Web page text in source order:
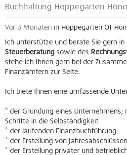
Buchhaltung Hoppegarten
Vor 3 Monaten in Hoppegarten OT
Ich unterstütze und berate Sie gern
Steuerberatung sowie des
stehe ich Ihnen gern bei der
Finanzämtern zur Seite.
Ich biete Ihnen eine umfassende
* der Gründung eines
Schritte in die Selbständigkeit
* der laufenden Finanzbuchführung
* der Erstellung von Jahresabschlüssen
* der Erstellung privater und